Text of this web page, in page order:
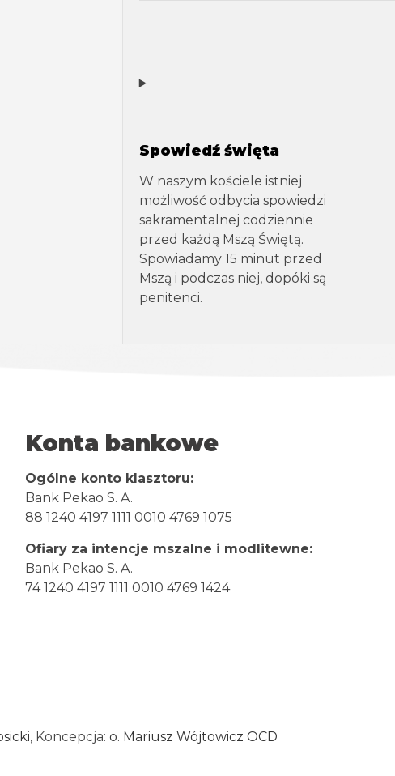
Spowiedź święta
W naszym kościele istniej
możliwość odbycia spowiedzi
sakramentalnej codziennie
przed każdą Mszą Świętą.
Spowiadamy 15 minut przed
Mszą i podczas niej, dopóki są
penitenci.
Konta bankowe
Ogólne konto klasztoru:
Bank Pekao S. A.
88 1240 4197 1111 0010 4769 1075
Ofiary za intencje mszalne i modlitewne:
Bank Pekao S. A.
74 1240 4197 1111 0010 4769 1424
, Koncepcja: o. Mariusz Wójtowicz OCD